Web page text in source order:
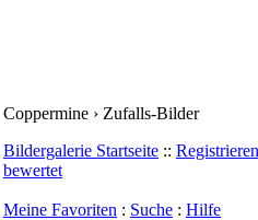
Coppermine › Zufalls-Bilder
Bildergalerie Startseite :: Registrieren
bewertet
Meine Favoriten : Suche : Hilfe